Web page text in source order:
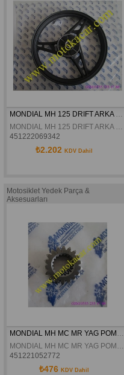
MONDIAL MH 125 DRIFT ARKA JANT ORJINAL
MONDIAL MH 125 DRIFT ARKA JANT ORJINAL
451222069342
₺2.202 KDV Dahil
Motosiklet Yedek Parça &
Aksesuarları
MONDIAL MH MC MR YAG POMPASI ROTOR DISLISI ORJINAL
MONDIAL MH MC MR YAG POMPASI ROTOR DISLISI ORJINAL
451221052772
₺476 KDV Dahil